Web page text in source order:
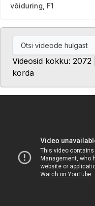
võiduring, F1
Videosid kokku:
korda